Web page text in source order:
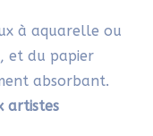
Répondre